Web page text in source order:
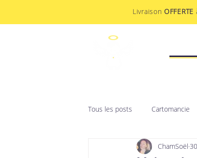
Livraison OFFERTE
Tous les posts Cartomancie
F.A.Q ésotérique Sabbat
ChamSoël